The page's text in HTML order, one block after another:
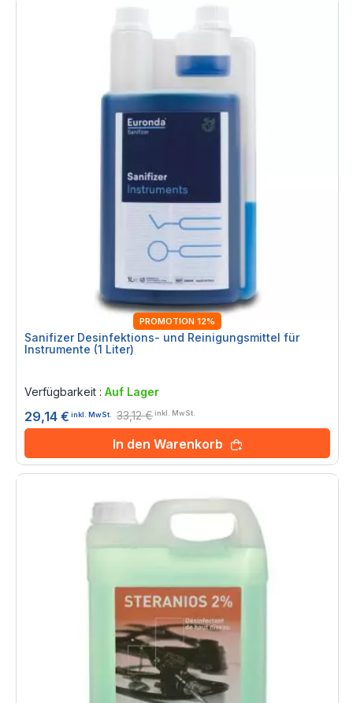
PROMOTION 12%
Sanifizer Desinfektions- und Reinigungsmittel für
Instrumente (1 Liter)
Verfügbarkeit : Auf Lager
29,14 € inkl. MwSt. 33,12 €inkl. MwSt.
In den Warenkorb